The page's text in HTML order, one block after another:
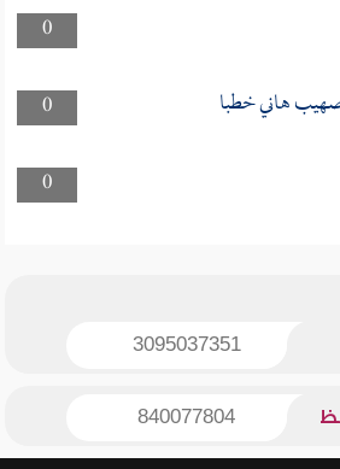
0
0
هاني خطبا
0
3095037351
840077804